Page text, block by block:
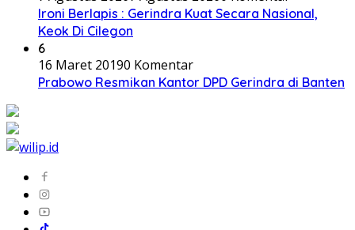
Ironi Berlapis : Gerindra Kuat Secara Nasional,
Keok Di Cilegon
6
16 Maret 20190 Komentar
Prabowo Resmikan Kantor DPD Gerindra di Banten